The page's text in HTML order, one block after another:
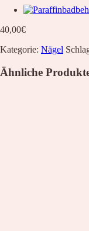
Wunschliste
40,00€
Kategorie: Nägel
Ähnliche